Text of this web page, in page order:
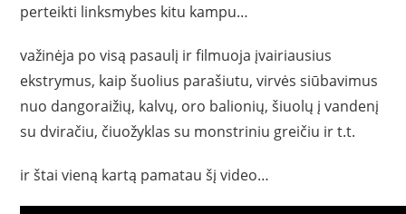
perteikti linksmybes kitu kampu…
važinėja po visą pasaulį ir filmuoja įvairiausius
ekstrymus, kaip šuolius parašiutu, virvės siūbavimus
nuo dangoraižių, kalvų, oro balionių, šiuolų į vandenį
su dviračiu, čiuožyklas su monstriniu greičiu ir t.t.
ir štai vieną kartą pamatau šį video…